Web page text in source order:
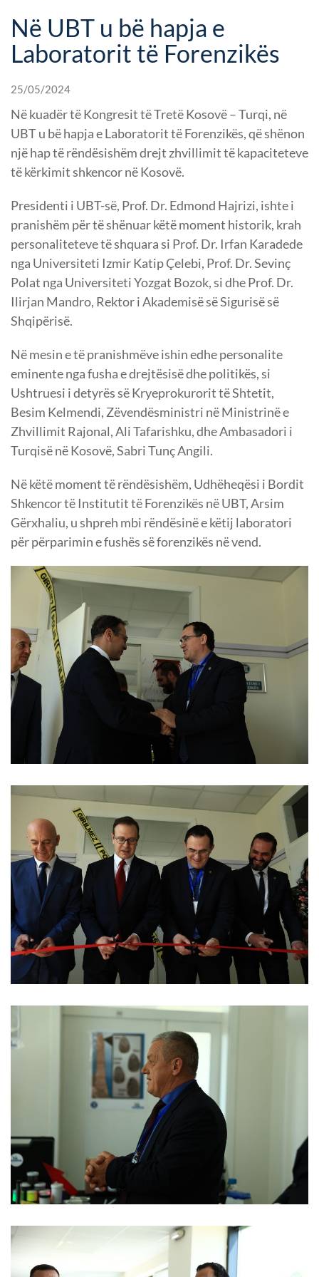
Në UBT u bë hapja e
Laboratorit të Forenzikës
25/05/2024
Në kuadër të Kongresit të Tretë Kosovë – Turqi, në
UBT u bë hapja e Laboratorit të Forenzikës, që shënon
një hap të rëndësishëm drejt zhvillimit të kapaciteteve
të kërkimit shkencor në Kosovë.
Presidenti i UBT-së, Prof. Dr. Edmond Hajrizi, ishte i
pranishëm për të shënuar këtë moment historik, krah
personaliteteve të shquara si Prof. Dr. Irfan Karadede
nga Universiteti Izmir Katip Çelebi, Prof. Dr. Sevinç
Polat nga Universiteti Yozgat Bozok, si dhe Prof. Dr.
Ilirjan Mandro, Rektor i Akademisë së Sigurisë së
Shqipërisë.
Në mesin e të pranishmëve ishin edhe personalite
eminente nga fusha e drejtësisë dhe politikës, si
Ushtruesi i detyrës së Kryeprokurorit të Shtetit,
Besim Kelmendi, Zëvendësministri në Ministrinë e
Zhvillimit Rajonal, Ali Tafarishku, dhe Ambasadori i
Turqisë në Kosovë, Sabri Tunç Angili.
Në këtë moment të rëndësishëm, Udhëheqësi i Bordit
Shkencor të Institutit të Forenzikës në UBT, Arsim
Gërxhaliu, u shpreh mbi rëndësinë e këtij laboratori
për përparimin e fushës së forenzikës në vend.